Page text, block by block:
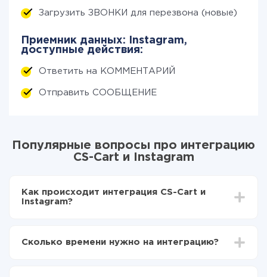
Загрузить ЗВОНКИ для перезвона (новые)
Приемник данных: Instagram,
доступные действия:
Ответить на КОММЕНТАРИЙ
Отправить СООБЩЕНИЕ
Популярные вопросы про интеграцию
CS-Cart и Instagram
Как происходит интеграция CS-Cart и
Instagram?
Выбираете какие данные передавать из CS-Cart в
Сколько времени нужно на интеграцию?